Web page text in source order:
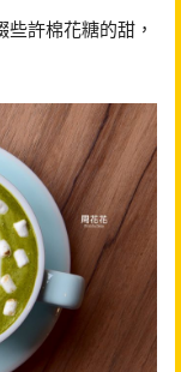
許棉花糖的甜，